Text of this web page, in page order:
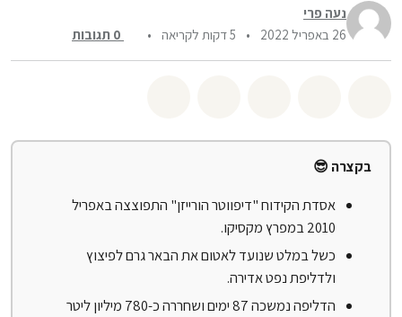
נעה פרי
26 באפריל 2022
• 5 דקות לקריאה •
0 תגובות
בקצרה 😎
אסדת הקידוח "דיפווטר הורייזן" התפוצצה באפריל
2010 במפרץ מקסיקו.
כשל במלט שנועד לאטום את הבאר גרם לפיצוץ
ולדליפת נפט אדירה.
הדליפה נמשכה 87 ימים ושחררה כ-780 מיליון ליטר